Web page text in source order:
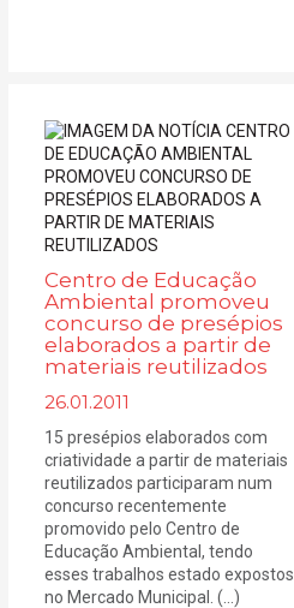
Centro de Educação
Ambiental promoveu
concurso de presépios
elaborados a partir de
materiais reutilizados
26.01.2011
15 presépios elaborados com
criatividade a partir de materiais
reutilizados participaram num
concurso recentemente
promovido pelo Centro de
Educação Ambiental, tendo
esses trabalhos estado expostos
no Mercado Municipal. (...)